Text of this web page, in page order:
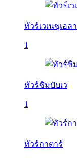
ทัวร์เวเนซุเอลา
1
ทัวร์ซิมบับเว
1
ทัวร์กาตาร์